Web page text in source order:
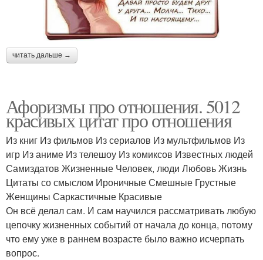
читать дальше →
Афоризмы про отношения. 5012
красивых цитат про отношения
Из книг Из фильмов Из сериалов Из мультфильмов Из
игр Из аниме Из телешоу Из комиксов Известных людей
Самиздатов Жизненные Человек, люди Любовь Жизнь
Цитаты со смыслом Ироничные Смешные Грустные
Женщины Саркастичные Красивые
Он всё делал сам. И сам научился рассматривать любую
цепочку жизненных событий от начала до конца, потому
что ему уже в раннем возрасте было важно исчерпать
вопрос.